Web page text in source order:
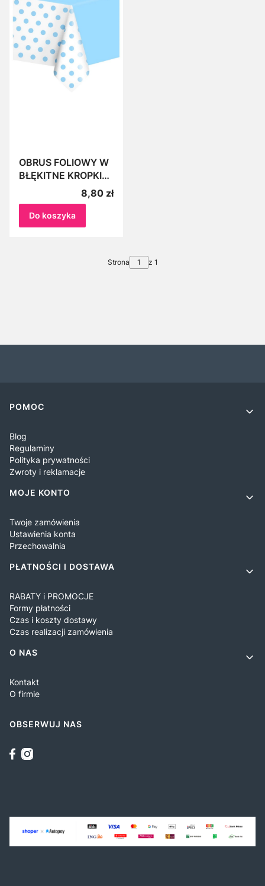
OBRUS FOLIOWY W
BŁĘKITNE KROPKI
137cm x 274cm
matowy
Cena
8,80 zł
Do koszyka
Strona z 1
Linki w stopce
POMOC
Blog
Regulaminy
Polityka prywatności
Zwroty i reklamacje
MOJE KONTO
Twoje zamówienia
Ustawienia konta
Przechowalnia
PŁATNOŚCI I DOSTAWA
RABATY i PROMOCJE
Formy płatności
Czas i koszty dostawy
Czas realizacji zamówienia
O NAS
Kontakt
O firmie
OBSERWUJ NAS